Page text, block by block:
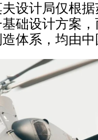
设计局仅根
础设计方案
体系，均由